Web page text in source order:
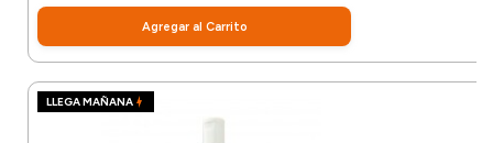
Agregar al Carrito
LLEGA MAÑANA